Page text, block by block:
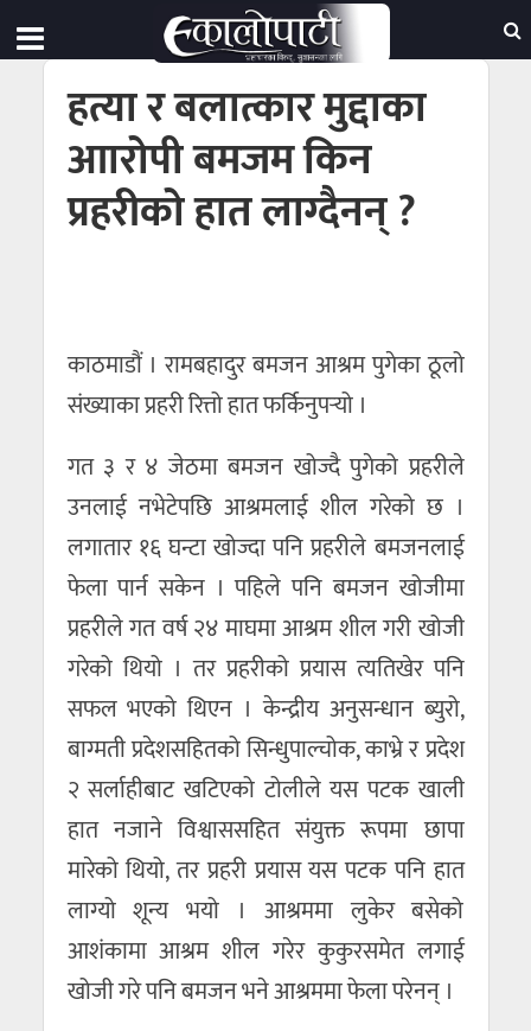
हत्या र बलात्कार मुद्दाका
आारोपी बमजम किन
प्रहरीको हात लाग्दैनन् ?
काठमाडौं । रामबहादुर बमजन आश्रम पुगेका ठूलो
संख्याका प्रहरी रित्तो हात फर्किनुपर्‍यो ।
गत ३ र ४ जेठमा बमजन खोज्दै पुगेको प्रहरीले
उनलाई नभेटेपछि आश्रमलाई शील गरेको छ ।
लगातार १६ घन्टा खोज्दा पनि प्रहरीले बमजनलाई
फेला पार्न सकेन । पहिले पनि बमजन खोजीमा
प्रहरीले गत वर्ष २४ माघमा आश्रम शील गरी खोजी
गरेको थियो । तर प्रहरीको प्रयास त्यतिखेर पनि
सफल भएको थिएन । केन्द्रीय अनुसन्धान ब्युरो,
बाग्मती प्रदेशसहितको सिन्धुपाल्चोक, काभ्रे र प्रदेश
२ सर्लाहीबाट खटिएको टोलीले यस पटक खाली
हात नजाने विश्वाससहित संयुक्त रूपमा छापा
मारेको थियो, तर प्रहरी प्रयास यस पटक पनि हात
लाग्यो शून्य भयो । आश्रममा लुकेर बसेको
आशंकामा आश्रम शील गरेर कुकुरसमेत लगाई
खोजी गरे पनि बमजन भने आश्रममा फेला परेनन् ।